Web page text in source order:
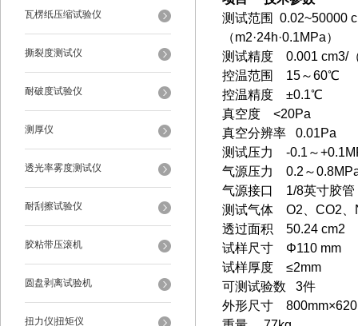
瓦楞纸压缩试验仪
撕裂度测试仪
耐破度试验仪
测厚仪
透光率雾度测试仪
耐刮擦试验仪
胶粘带压滚机
圆盘剥离试验机
扭力仪|扭矩仪
测试范围 0.02~50000
（m2·24h·0.1MPa）
测试精度 0.001 cm3/
控温范围 15～60℃
控温精度 ±0.1℃
真空度 <20Pa
真空分辨率 0.01Pa
测试压力 -0.1～
气源压力 0.2～
气源接口 1/8英寸胶
测试气体 O2、CO2
透过面积 50.24 cm2
试样尺寸 Φ110 mm
试样厚度 ≤2mm
可测试验数 3件
外形尺寸